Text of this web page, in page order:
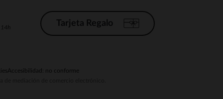
Tarjeta Regalo
Accesibilidad: no conforme